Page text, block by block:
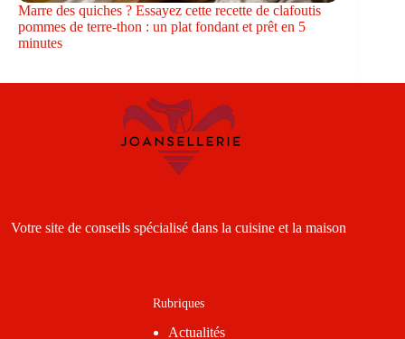
Marre des quiches ? Essayez cette recette de clafoutis
pommes de terre-thon : un plat fondant et prêt en 5
minutes
Votre site de conseils spécialisé dans la cuisine et la maison
Rubriques
Actualités